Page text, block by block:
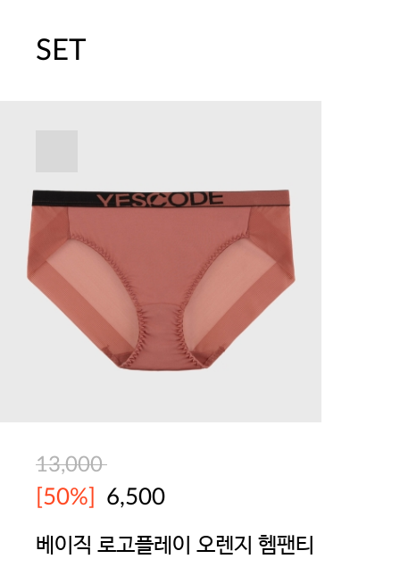
SET
13,000
[50%] 6,500
베이직 로고플레이 오렌지 헴팬티